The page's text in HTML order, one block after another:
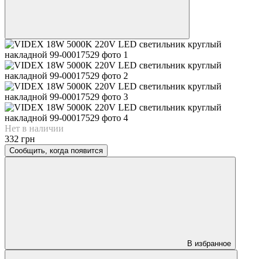
Нет в наличии
332 грн
Сообщить, когда появится
В избранное